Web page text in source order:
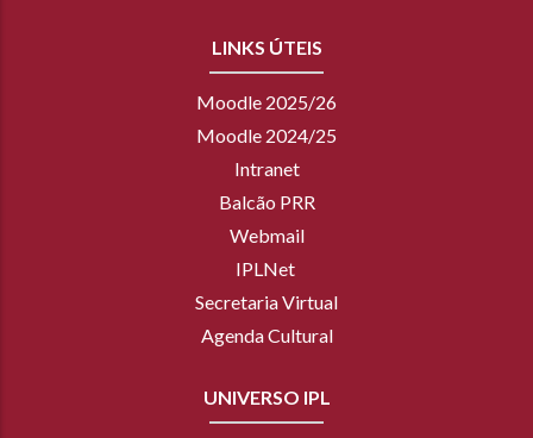
LINKS ÚTEIS
Moodle 2025/26
Moodle 2024/25
Intranet
Balcão PRR
Webmail
IPLNet
Secretaria Virtual
Agenda Cultural
UNIVERSO IPL